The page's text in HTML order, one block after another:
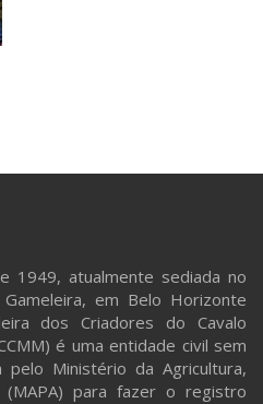
1949, atualmente sediada no
em Belo Horizonte
dos Criadores do Cavalo
é uma entidade civil sem
pelo Ministério da Agricultura,
(MAPA) para fazer o registro